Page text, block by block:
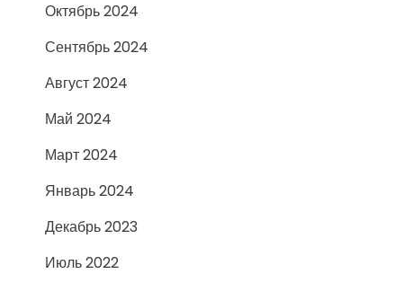
Октябрь 2024
Сентябрь 2024
Август 2024
Май 2024
Март 2024
Январь 2024
Декабрь 2023
Июль 2022